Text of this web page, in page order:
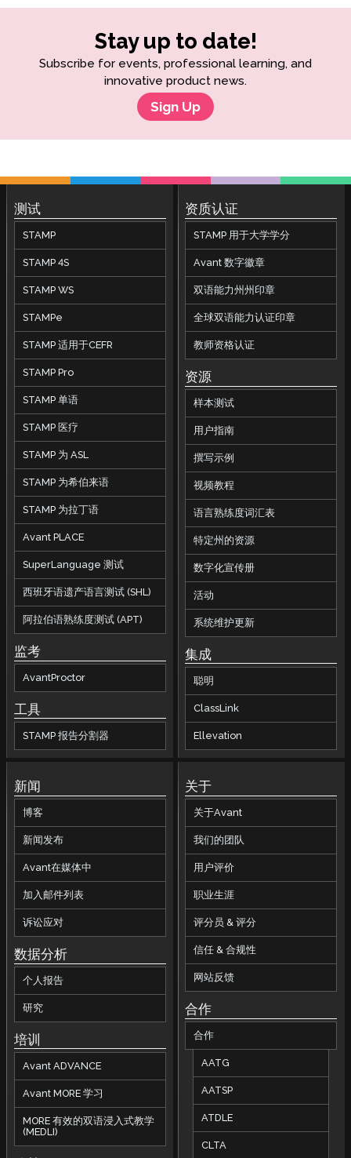
APT
STAMP 适用于CEFR
考试者指南
考试者技术指南
Avant ADVANCE 技术指南
ADVANCE 常见问题解答
STAMP 常见问题解答
STAMP WS 常见问题解答
STAMPe 常见问题解答
PLACE 常见问题解答
SHL 常见问题解答
ADVANCE 常见问题解答
Stay up to date!
Subscribe for events, professional learning, and
innovative product news.
Sign Up
测试
STAMP
STAMP 4S
STAMP WS
STAMPe
STAMP 适用于CEFR
STAMP Pro
STAMP 单语
STAMP 医疗
STAMP 为 ASL
STAMP 为希伯来语
STAMP 为拉丁语
Avant PLACE
SuperLanguage 测试
西班牙语遗产语言测试 (SHL)
阿拉伯语熟练度测试 (APT)
监考
AvantProctor
工具
STAMP 报告分割器
资质认证
STAMP 用于大学学分
Avant 数字徽章
双语能力州州印章
全球双语能力认证印章
教师资格认证
资源
样本测试
用户指南
撰写示例
视频教程
语言熟练度词汇表
特定州的资源
数字化宣传册
活动
系统维护更新
集成
聪明
ClassLink
Ellevation
新闻
博客
新闻发布
Avant在媒体中
加入邮件列表
诉讼应对
数据分析
个人报告
研究
培训
Avant ADVANCE
Avant MORE 学习
MORE 有效的双语浸入式教学
(MEDLI)
关于
关于Avant
我们的团队
用户评价
职业生涯
评分员 & 评分
信任 & 合规性
网站反馈
合作
合作
AATG
AATSP
ATDLE
CLTA